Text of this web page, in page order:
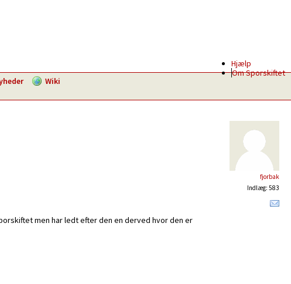
Hjælp
Om Sporskiftet
Wiki
fjorbak
Indlæg: 583
men har ledt efter den en derved hvor den er